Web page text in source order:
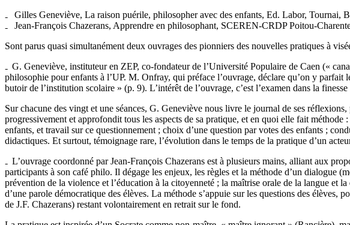
Gilles Geneviève, La raison puérile, philosopher avec des enfants, Ed. Labor, Tournai,
Jean-François Chazerans, Apprendre en philosophant, SCEREN-CRDP Poitou-
Sont parus quasi simultanément deux ouvrages des pionniers des nouvelles pratiques à
G. Geneviève, instituteur en ZEP, co-fondateur de l’Université Populaire de Caen («
philosophie pour enfants à l’UP. M. Onfray, qui préface l’ouvrage, déclare qu’on y parfait
butoir de l’institution scolaire » (p. 9). L’intérêt de l’ouvrage, c’est l’examen dans la
Sur chacune des vingt et une séances, G. Geneviève nous livre le journal de ses
progressivement et approfondit tous les aspects de sa pratique, et en quoi elle fait
enfants, et travail sur ce questionnement ; choix d’une question par votes des enfants ;
didactiques. Et surtout, témoignage rare, l’évolution dans le temps de la pratique d’un
L’ouvrage coordonné par Jean-François Chazerans est à plusieurs mains, alliant aux
participants à son café philo. Il dégage les enjeux, les règles et la méthode d’un
prévention de la violence et l’éducation à la citoyenneté ; la maîtrise orale de la langue et
d’une parole démocratique des élèves. La méthode s’appuie sur les questions des
de J.F. Chazerans) restant volontairement en retrait sur le fond.